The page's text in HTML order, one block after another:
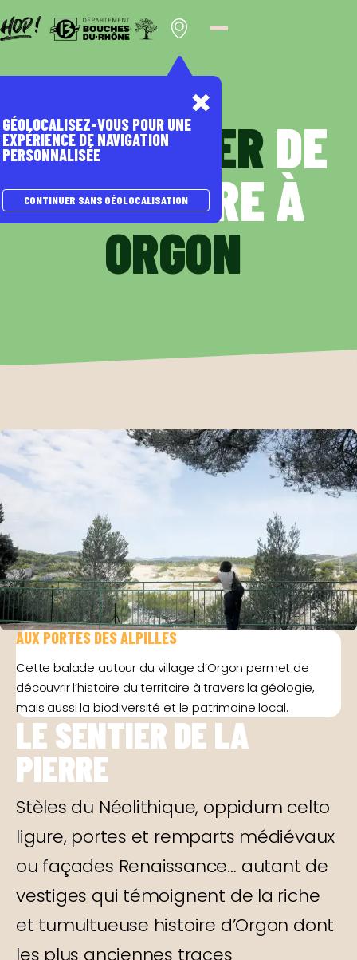
LESENTIER DE
LA PIERRE À
ORGON
AUX PORTES DES ALPILLES
Cette balade autour du village d’Orgon permet de
découvrir l’histoire du territoire à travers la géologie,
mais aussi la biodiversité et le patrimoine local.
LE SENTIER DE LA
PIERRE
Stèles du Néolithique, oppidum celto
ligure, portes et remparts médiévaux
ou façades Renaissance… autant de
vestiges qui témoignent de la riche
et tumultueuse histoire d’Orgon dont
les plus anciennes traces
GÉOLOCALISEZ-VOUS POUR UNE
EXPÉRIENCE DE NAVIGATION
PERSONNALISÉE
CONTINUER SANS GÉOLOCALISATION